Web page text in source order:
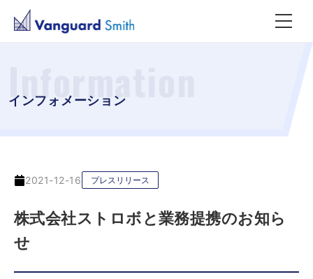
Information
インフォメーション
2021-12-16 プレスリリース
株式会社ストロボと業務提携のお知ら
せ